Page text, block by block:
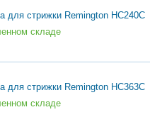
для стрижки Remington HC240C
складе
для стрижки Remington HC363C
складе